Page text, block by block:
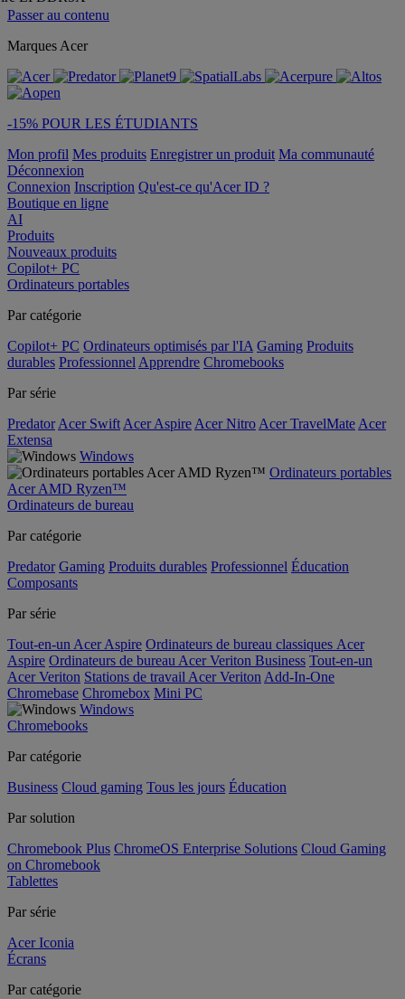
Passer au contenu
Marques Acer
-15% POUR LES ÉTUDIANTS
Mon profil Mes produits Enregistrer un produit Ma communauté
Déconnexion
Connexion Inscription Qu'est-ce qu'Acer ID ?
Boutique en ligne
AI
Produits
Nouveaux produits
Copilot+ PC
Ordinateurs portables
Par catégorie
Copilot+ PC Ordinateurs optimisés par l'IA Gaming Produits
durables Professionnel Apprendre Chromebooks
Par série
Predator Acer Swift Acer Aspire Acer Nitro Acer TravelMate Acer
Extensa
Windows
Ordinateurs portables
Acer AMD Ryzen™
Ordinateurs de bureau
Par catégorie
Predator Gaming Produits durables Professionnel Éducation
Composants
Par série
Tout-en-un Acer Aspire Ordinateurs de bureau classiques Acer
Aspire Ordinateurs de bureau Acer Veriton Business Tout-en-un
Acer Veriton Stations de travail Acer Veriton Add-In-One
Chromebase Chromebox Mini PC
Windows
Chromebooks
Par catégorie
Business Cloud gaming Tous les jours Éducation
Par solution
Chromebook Plus ChromeOS Enterprise Solutions Cloud Gaming
on Chromebook
Tablettes
Par série
Acer Iconia
Écrans
Par catégorie